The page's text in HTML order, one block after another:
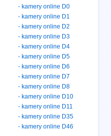
- kamery online D0
- kamery online D1
- kamery online D2
- kamery online D3
- kamery online D4
- kamery online D5
- kamery online D6
- kamery online D7
- kamery online D8
- kamery online D10
- kamery online D11
- kamery online D35
- kamery online D46